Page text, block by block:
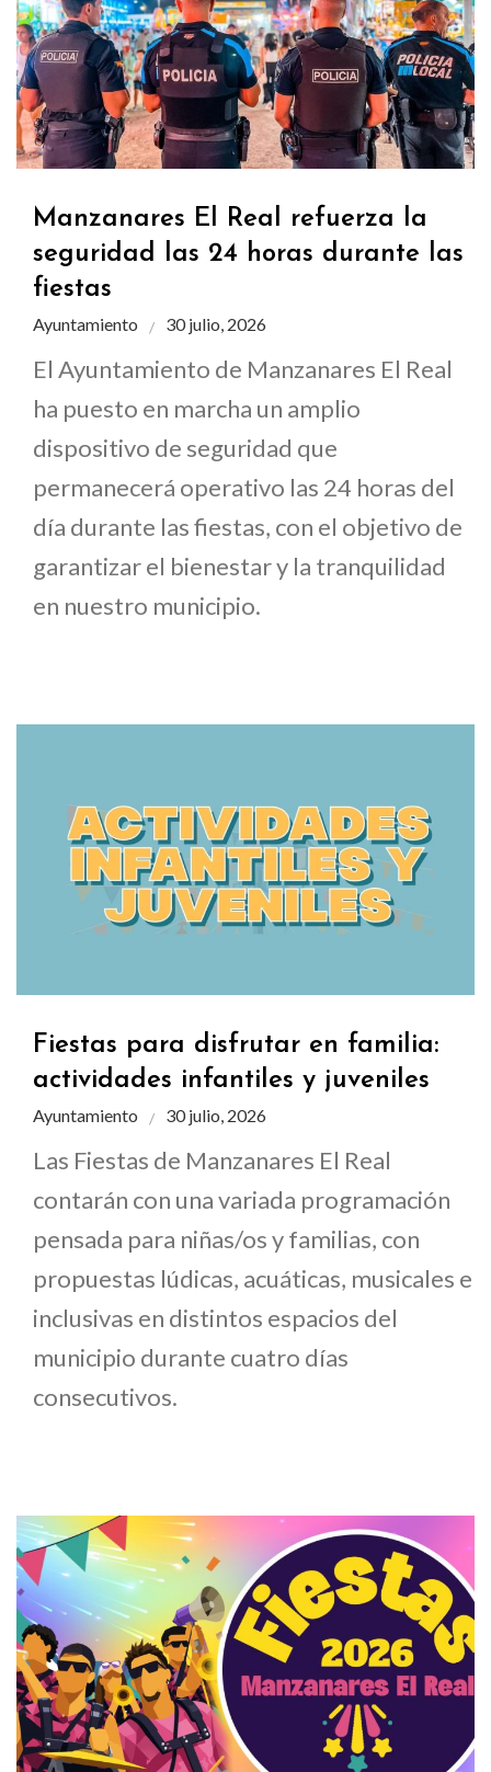
Manzanares El Real refuerza la
seguridad las 24 horas durante las
fiestas
Ayuntamiento 30 julio, 2026
El Ayuntamiento de Manzanares El Real
ha puesto en marcha un amplio
dispositivo de seguridad que
permanecerá operativo las 24 horas del
día durante las fiestas, con el objetivo de
garantizar el bienestar y la tranquilidad
en nuestro municipio.
Fiestas para disfrutar en familia:
actividades infantiles y juveniles
Ayuntamiento 30 julio, 2026
Las Fiestas de Manzanares El Real
contarán con una variada programación
pensada para niñas/os y familias, con
propuestas lúdicas, acuáticas, musicales e
inclusivas en distintos espacios del
municipio durante cuatro días
consecutivos.